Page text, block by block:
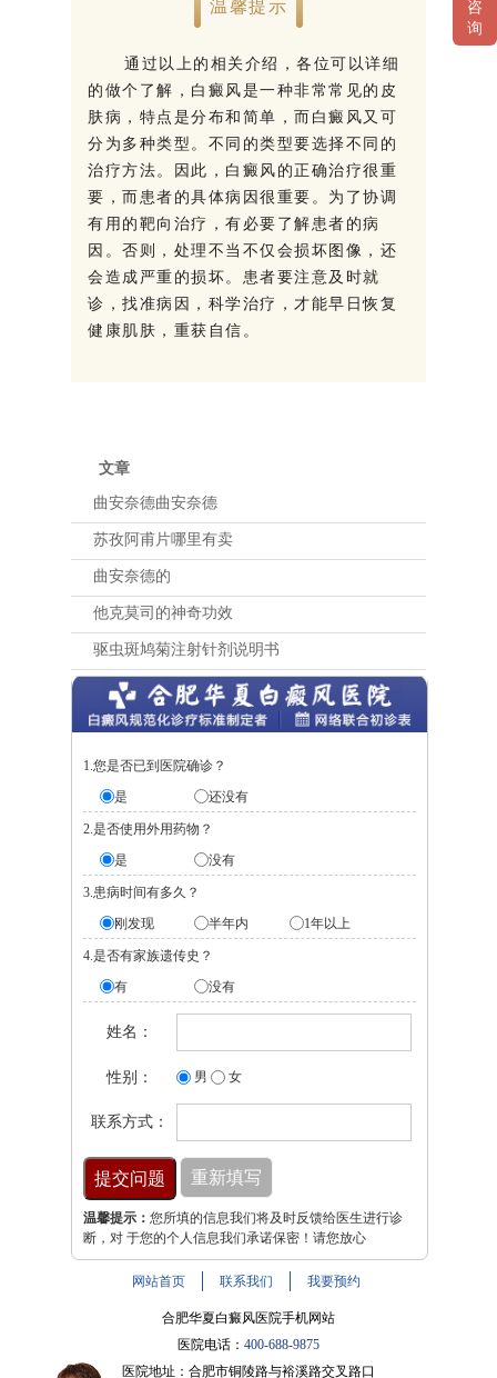
温馨提示
通过以上的相关介绍，各位可以详细
的做个了解，白癜风是一种非常常见的皮
肤病，特点是分布和简单，而白癜风又可
分为多种类型。不同的类型要选择不同的
治疗方法。因此，白癜风的正确治疗很重
要，而患者的具体病因很重要。为了协调
有用的靶向治疗，有必要了解患者的病
因。否则，处理不当不仅会损坏图像，还
会造成严重的损坏。患者要注意及时就
诊，找准病因，科学治疗，才能早日恢复
健康肌肤，重获自信。
文章
曲安奈德曲安奈德
苏孜阿甫片哪里有卖
曲安奈德的
他克莫司的神奇功效
驱虫斑鸠菊注射针剂说明书
1.您是否已到医院确诊？
是
还没有
2.是否使用外用药物？
是
没有
3.患病时间有多久？
刚发现
半年内 1年以上
4.是否有家族遗传史？
有
没有
姓名：
性别： 男 女
联系方式：
温馨提示： 您所填的信息我们将及时反馈给医生进行诊
断，对 于您的个人信息我们承诺保密！请您放心
网站首页 联系我们 我要预约
合肥华夏白癜风医院手机网站
医院电话： 400-688-9875
医院地址：合肥市铜陵路与裕溪路交叉路口
咨
询